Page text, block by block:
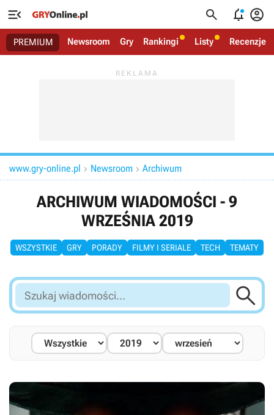
   
PREMIUM Newsroom Gry Rankingi Listy Recenzje
www.gry-online.pl  Newsroom  Archiwum
ARCHIWUM WIADOMOŚCI - 9
WRZEŚNIA 2019
WSZYSTKIE GRY PORADY FILMY I SERIALE TECH TEMATY
Szukaj
wiadomości...
